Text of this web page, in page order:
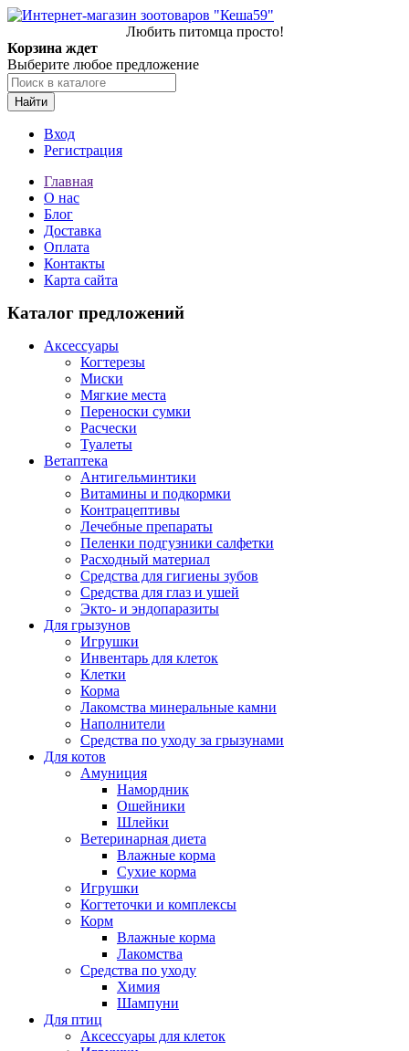
Любить питомца просто!
Корзина ждет
Выберите любое предложение
Найти
Вход
Регистрация
Главная
О нас
Блог
Доставка
Оплата
Контакты
Карта сайта
Каталог предложений
Аксессуары
Когтерезы
Миски
Мягкие места
Переноски сумки
Расчески
Туалеты
Ветаптека
Антигельминтики
Витамины и подкормки
Контрацептивы
Лечебные препараты
Пеленки подгузники салфетки
Расходный материал
Средства для гигиены зубов
Средства для глаз и ушей
Экто- и эндопаразиты
Для грызунов
Игрушки
Инвентарь для клеток
Клетки
Корма
Лакомства минеральные камни
Наполнители
Средства по уходу за грызунами
Для котов
Амуниция
Намордник
Ошейники
Шлейки
Ветеринарная диета
Влажные корма
Сухие корма
Игрушки
Когтеточки и комплексы
Корм
Влажные корма
Лакомства
Средства по уходу
Химия
Шампуни
Для птиц
Аксессуары для клеток